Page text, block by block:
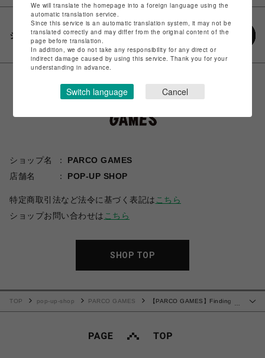
シェアする
ショップ名
PARCO GAMES
店舗名
POP-UP SHOP
特定商取引法など法令に基づく表記は こちら
ショップお問い合わせは こちら
SHOP TOP
…
TOP pop-up-shop PARCO GAMES
【PARCO GAMES】Finding
We will translate the homepage into a foreign language using the
automatic translation service.
Since this service is an automatic translation system, it may not be
translated correctly and may differ from the original content of the
page before translation.
In addition, we do not take any responsibility for any direct or
indirect damage caused by using this service. Thank you for your
understanding in advance.
Switch language Cancel